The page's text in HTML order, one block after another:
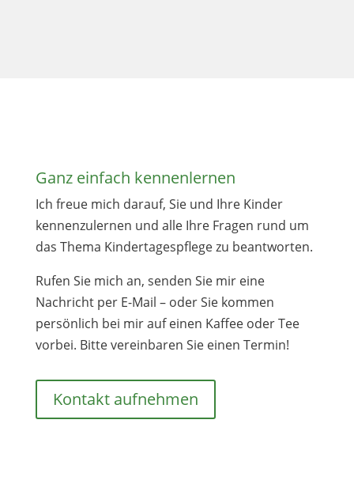
Ganz einfach kennenlernen
Ich freue mich darauf, Sie und Ihre Kinder
kennenzulernen und alle Ihre Fragen rund um
das Thema Kindertagespflege zu beantworten.
Rufen Sie mich an, senden Sie mir eine
Nachricht per E-Mail – oder Sie kommen
persönlich bei mir auf einen Kaffee oder Tee
vorbei. Bitte vereinbaren Sie einen Termin!
Kontakt aufnehmen